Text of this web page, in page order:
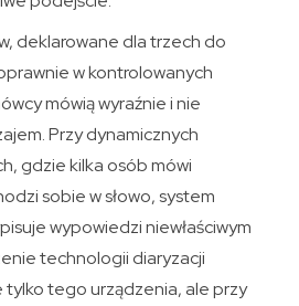
deklarowane dla trzech do
w kontrolowanych
mówią wyraźnie i nie
Przy dynamicznych
gdzie kilka osób mówi
sobie w słowo, system
wypowiedzi niewłaściwym
technologii diaryzacji
tylko tego urządzenia, ale przy